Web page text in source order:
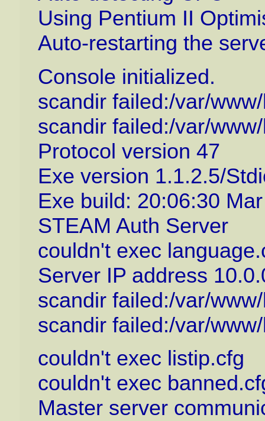
Using Pentium II
Auto-restarting the
Console initialized.
scandir failed:/var/
scandir failed:/var/
Protocol version 47
Exe version 1.1.2.5/
Exe build: 20:06:30
STEAM Auth Server
couldn't exec
Server IP address
scandir failed:/var/
scandir failed:/var/
couldn't exec listip.cfg
couldn't exec
Master server